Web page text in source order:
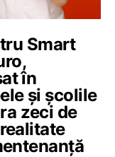
Smart
în
și școlile
zeci de